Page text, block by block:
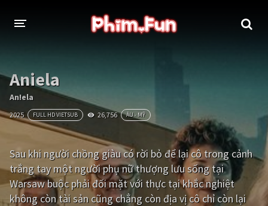
THỂ LOẠI
Thần thoại - Cổ trang
Tâm lý Chiến tranh
Võ thuật - Kiếm hiệp Nhạc kịch
Kinh dị Tội phạm - Hình sự
Phiêu lưu Hài hước
Aniela
An!ela
2025 FULL HD VIETSUB 26,756 ÂU - MỸ
Sau khi người chồng giàu có rời bỏ để lại cô trong cảnh
trắng tay một người phụ nữ thượng lưu sống tại
Warsaw buộc phải đối mặt với thực tại khắc nghiệt
không còn tài sản cũng chẳng còn địa vị cô chỉ còn lại